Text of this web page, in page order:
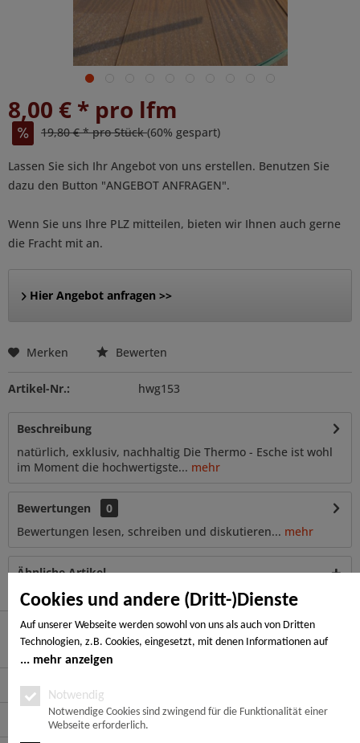
Cookies und andere (Dritt-)Dienste
Auf unserer Webseite werden sowohl von uns als auch von Dritten
Technologien, z.B. Cookies, eingesetzt, mit denen Informationen auf
Ihrem Endgerät gespeichert und/oder von Ihrem Endgerät abgerufen
Notwendige Cookies, Analyse-, Marketing- und Statistik-Cookies. Bei den
notwendigen Cookies handelt es sich um solche, die technisch notwendig
sind, um den von Ihnen gewünschten Dienst bereitzustellen, die übrigen
mehr anzeigen
Notwendig
Notwendige Cookies sind zwingend für die Funktionalität einer
Webseite erforderlich.
8,00 € * pro lfm
19,80 € * pro Stück(60% gespart)
Lassen Sie sich Ihr Angebot von uns erstellen. Benutzen Sie
dazu den Button "ANGEBOT ANFRAGEN".
Wenn Sie uns Ihre PLZ mitteilen, bieten wir Ihnen auch gerne
die Fracht mit an.
Hier Angebot anfragen >>
Merken Bewerten
Artikel-Nr.: hwg153
Beschreibung
natürlich, exklusiv, nachhaltig Die Thermo - Esche ist wohl
im Moment die hochwertigste... mehr
Bewertungen
0
Bewertungen lesen, schreiben und diskutieren... mehr
Ähnliche Artikel
Hier finden Sie uns
Service Hotline
Service